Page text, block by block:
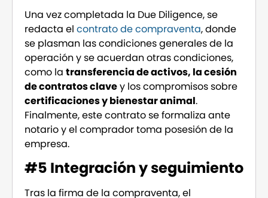
Una vez completada la Due Diligence, se
redacta el contrato de compraventa, donde
se plasman las condiciones generales de la
operación y se acuerdan otras condiciones,
como la transferencia de activos, la cesión
de contratos clavey los compromisos sobre
certificaciones y bienestar animal.
Finalmente, este contrato se formaliza ante
notario y el comprador toma posesión de la
empresa.
#5 Integración y seguimiento
Tras la firma de la compraventa, el